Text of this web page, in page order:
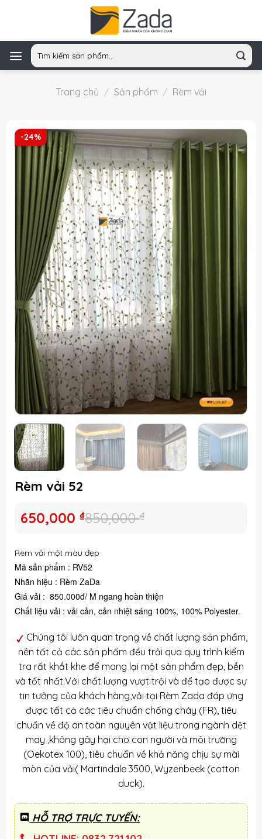
Tìm
kiếm:
Trang chủ / Sản phẩm / Rèm vải
-24%
Rèm vải 52
850,000₫
Giá
850,000 ₫.
650,000 ₫
Giá
hiện
là:
650,000 ₫.
Rèm vải một màu đẹp
Mã sản phẩm : RV52
Nhãn hiệu : Rèm ZaDa
Giá vải : 850.000đ/ M ngang hoàn thiện
Chất liệu vải : vải cản, cản nhiệt sáng 100%, 100% Polyester.
Chúng tôi luôn quan trọng về chất lượng sản phẩm,
nên tất cả các sản phẩm đều trải qua quy trình kiểm
tra rất khắt khe để mang lại một sản phẩm đẹp, bền
và tốt nhất.Với chất lượng vượt trội và để tạo được sự
tin tưởng của khách hàng,vải tại Rèm Zada đáp ứng
được tất cả các tiêu chuẩn chống cháy (FR), tiêu
chuẩn về độ an toàn nguyên vật liệu trong ngành dệt
may ,không gây hại cho con người và môi trường
(Oekotex 100), tiêu chuẩn về khả năng chịu sự mài
mòn của vải( Martindale 3500, Wyzenbeek (cotton
duck).
HỖ TRỢ TRỰC TUYẾN: